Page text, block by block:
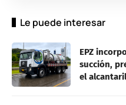
Le puede interesar
EPZ
succión,
el